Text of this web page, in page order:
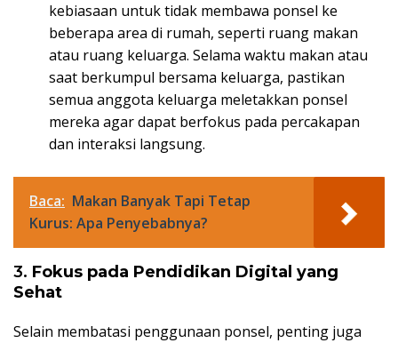
kebiasaan untuk tidak membawa ponsel ke
beberapa area di rumah, seperti ruang makan
atau ruang keluarga. Selama waktu makan atau
saat berkumpul bersama keluarga, pastikan
semua anggota keluarga meletakkan ponsel
mereka agar dapat berfokus pada percakapan
dan interaksi langsung.
Baca: Makan Banyak Tapi Tetap
Kurus: Apa Penyebabnya?
3. Fokus pada Pendidikan Digital yang
Sehat
Selain membatasi penggunaan ponsel, penting juga